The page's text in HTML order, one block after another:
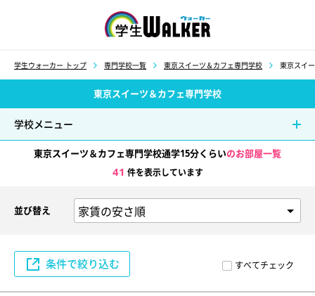
学生ウォーカー トップ 専門学校一覧 東京スイーツ＆カフェ専門学校 東京スイ
東京スイーツ＆カフェ専門学校
学校メニュー
東京スイーツ＆カフェ専門学校通学15分くらいのお部屋一覧
41 件を表示しています
すべてチェック
並び替え
条件で絞り込む